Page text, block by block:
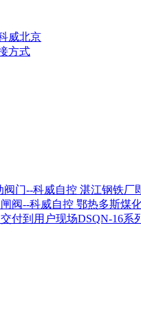
威北京
方式
湛江钢铁厂
鄂热多斯煤
付到用户现场DSQN-16系